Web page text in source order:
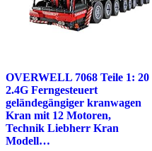
OVERWELL 7068 Teile 1: 20
2.4G Ferngesteuert
geländegängiger kranwagen
Kran mit 12 Motoren,
Technik Liebherr Kran
Modell…